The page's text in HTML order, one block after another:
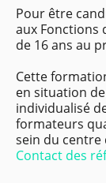
Pour être
aux Fonctions
de 16 ans au
Cette
en situation
individualisé
formateurs
sein du centre
Contact des